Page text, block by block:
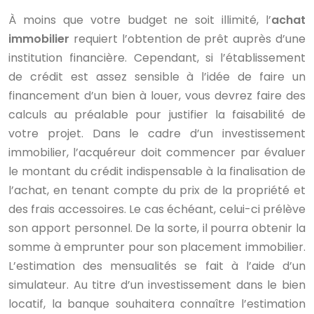
À moins que votre budget ne soit illimité, l’achat
immobilier requiert l’obtention de prêt auprès d’une
institution financière. Cependant, si l’établissement
de crédit est assez sensible à l’idée de faire un
financement d’un bien à louer, vous devrez faire des
calculs au préalable pour justifier la faisabilité de
votre projet. Dans le cadre d’un investissement
immobilier, l’acquéreur doit commencer par évaluer
le montant du crédit indispensable à la finalisation de
l’achat, en tenant compte du prix de la propriété et
des frais accessoires. Le cas échéant, celui-ci prélève
son apport personnel. De la sorte, il pourra obtenir la
somme à emprunter pour son placement immobilier.
L’estimation des mensualités se fait à l’aide d’un
simulateur. Au titre d’un investissement dans le bien
locatif, la banque souhaitera connaître l’estimation